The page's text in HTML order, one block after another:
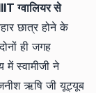
ग्वालियर से
छात्र होने के
ही जगह
स्वामीजी ने
ऋषि जी यूट्यूब